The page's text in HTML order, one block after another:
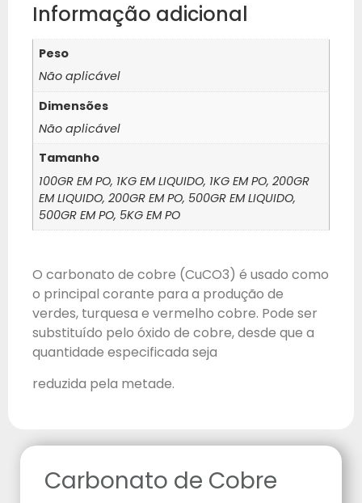
Informação adicional
Peso
Não aplicável
Dimensões
Não aplicável
Tamanho
100GR EM PO, 1KG EM LIQUIDO, 1KG EM PO, 200GR
EM LIQUIDO, 200GR EM PO, 500GR EM LIQUIDO,
500GR EM PO, 5KG EM PO
O carbonato de cobre (CuCO3) é usado como
o principal corante para a produção de
verdes, turquesa e vermelho cobre. Pode ser
substituído pelo óxido de cobre, desde que a
quantidade especificada seja
reduzida pela metade.
Carbonato de Cobre